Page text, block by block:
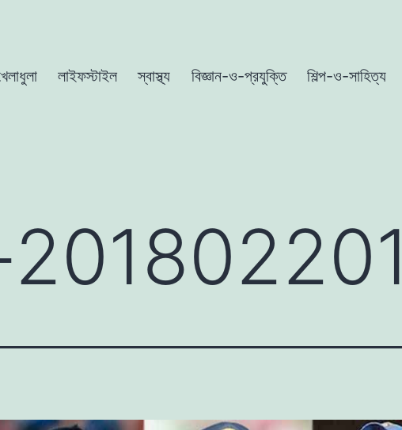
লাইফস্টাইল স্বাস্থ্য বিজ্ঞান-ও-প্রযুক্তি শিল্প-ও-সাহিত্য